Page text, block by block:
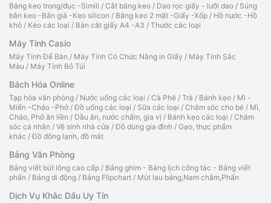
Băng keo trong/đục -Simili / Cắt băng keo / Dao rọc giấy - lưỡi dao / Súng
bắn keo -Bắn giá -Keo silicon / Băng keo 2 mặt -Giấy -Xốp / Hồ nước -Hồ
khô / Kéo các loại / Bàn cắt giấy A4 -A3 / Thước các loại
Máy Tính Casio
Máy Tính Để Bàn / Máy Tính Có Chức Năng in Giấy / Máy Tính Sắc
Màu / Máy Tính Bỏ Túi
Bách Hóa Online
Tạp hóa văn phòng / Nước uống các loại / Cà Phê / Trà / Bánh kẹo / Mì -
Miến -Cháo -Phở /Đồ uống các loại / Sữa các loại / Chăm sóc cho bé / Mì,
Cháo, Phở ăn liền / Dầu ăn, nước chấm, gia vị / Bánh kẹo các loại / Chăm
sóc cá nhân / Vệ sinh nhà cửa /Đồ dùng gia đình / Gạo, thực phẩm
khác /Đồ đông lạnh, đồ mát
Bảng Văn Phòng
Bảng viết bút lông cao cấp / Bảng ghim - Bảng lịch công tác - Bảng viết
phấn / Bảng di động / Bảng Flipchart / Mút lau bảng,Nam châm,Phấn
Dịch Vụ Khắc Dấu Uy Tín